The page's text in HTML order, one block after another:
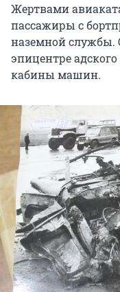
Жертвами
пассажиры с
наземной службы.
эпицентре
кабины машин.